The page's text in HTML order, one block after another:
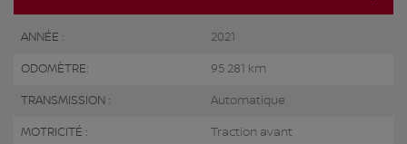
ANNÉE : 2021
ODOMÈTRE: 95 281 km
TRANSMISSION : Automatique
MOTRICITÉ : Traction avant